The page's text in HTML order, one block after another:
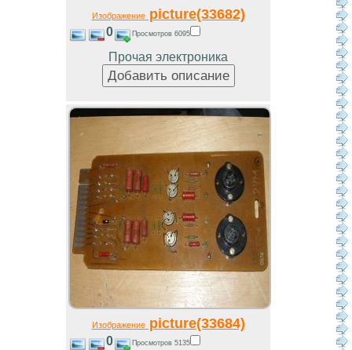
Изображениеpicture(33682)
0 Просмотров 6095
Прочая электроника
Изображениеpicture(33684)
0 Просмотров 5135